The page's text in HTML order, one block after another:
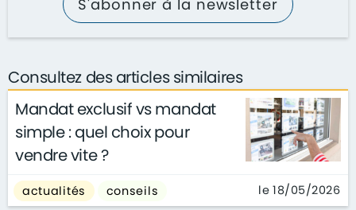
S'abonner à la newsletter
Consultez des articles similaires
Mandat exclusif vs mandat
simple : quel choix pour
vendre vite ?
actualités conseils le 18/05/2026